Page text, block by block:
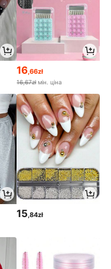
16,66zł
16,67zł мін. ціна
15,84zł